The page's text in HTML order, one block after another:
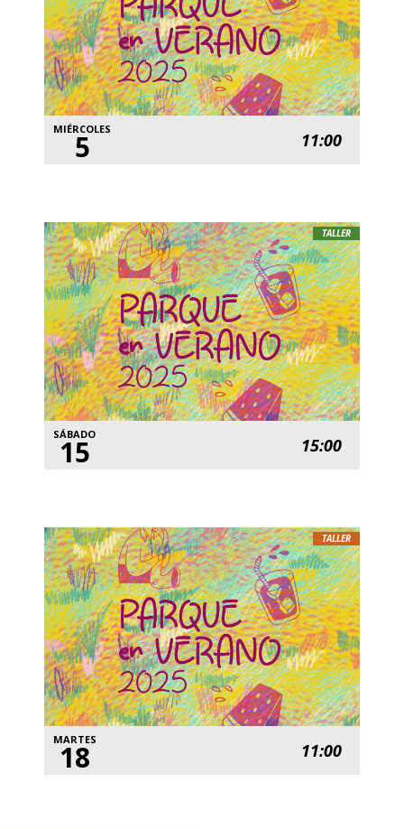
MIÉRCOLES
5 11:00
TALLER
SÁBADO
15 15:00
TALLER
MARTES
18 11:00